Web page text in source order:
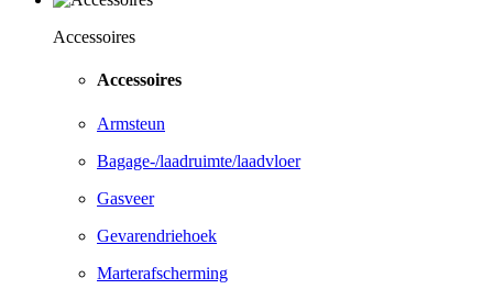
Accessoires
Accessoires
Armsteun
Bagage-/laadruimte/laadvloer
Gasveer
Gevarendriehoek
Marterafscherming